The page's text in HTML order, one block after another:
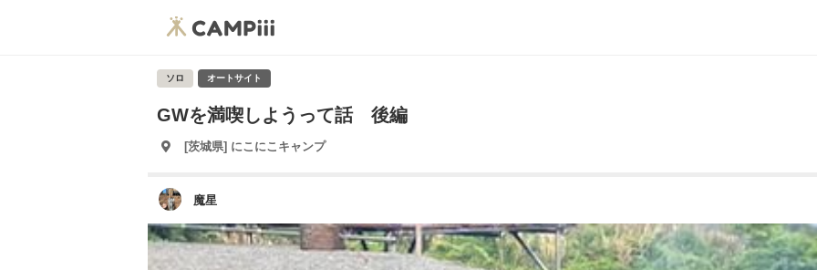
ソロ オートサイト
GWを満喫しようって話 後編
[茨城県] にこにこキャンプ
魔星